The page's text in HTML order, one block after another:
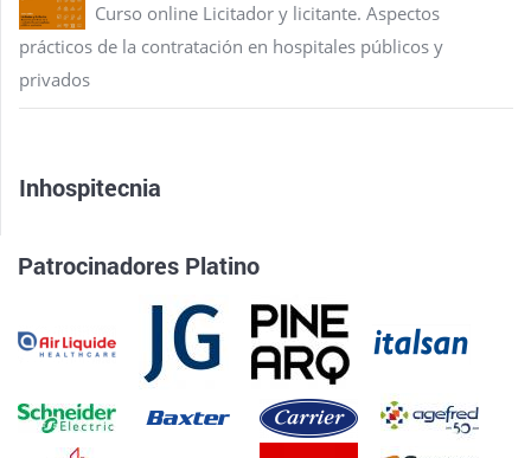
Curso online Licitador y licitante. Aspectos
prácticos de la contratación en hospitales públicos y
privados
Inhospitecnia
Patrocinadores Platino